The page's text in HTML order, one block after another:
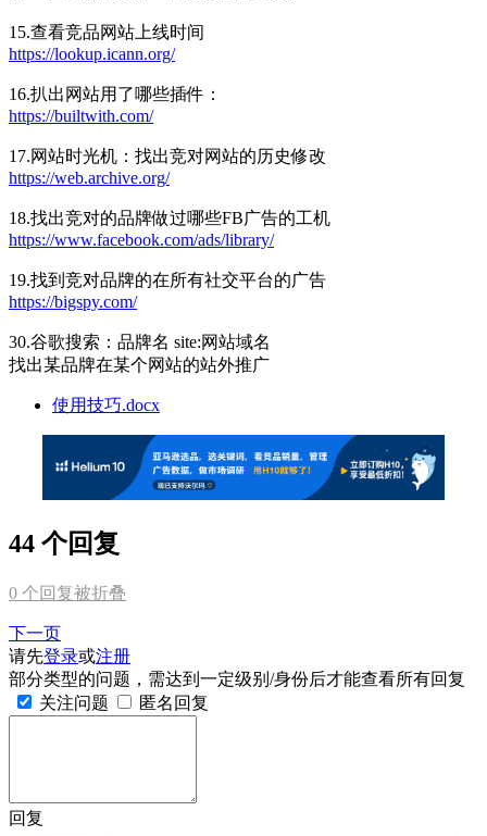
15.查看竞品网站上线时间
https://lookup.icann.org/
16.扒出网站用了哪些插件：
https://builtwith.com/
17.网站时光机：找出竞对网站的历史修改
https://web.archive.org/
18.找出竞对的品牌做过哪些FB广告的工机
https://www.facebook.com/ads/library/
19.找到竞对品牌的在所有社交平台的广告
https://bigspy.com/
30.谷歌搜索：品牌名 site:网站域名
找出某品牌在某个网站的站外推广
使用技巧.docx
44 个回复
0 个回复被折叠
下一页
请先登录或注册
部分类型的问题，需达到一定级别/身份后才能查看所有回复
关注问题
匿名回复
回复